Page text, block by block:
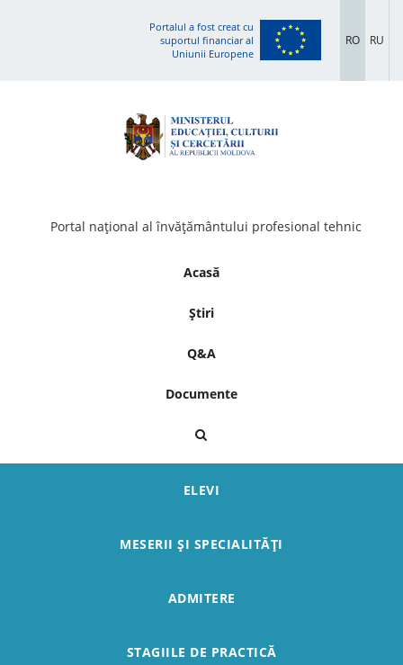
Portalul a fost creat cu
suportul financiar al
Uniunii Europene
RO RU
Portal național al învățământului profesional tehnic
Acasă
Știri
Q&A
Documente
ELEVI
MESERII ȘI SPECIALITĂȚI
ADMITERE
STAGIILE DE PRACTICĂ